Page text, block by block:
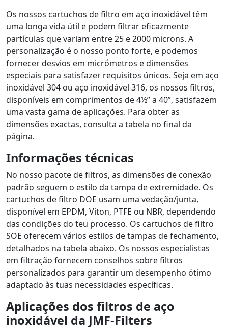
Os nossos cartuchos de filtro em aço inoxidável têm
uma longa vida útil e podem filtrar eficazmente
partículas que variam entre 25 e 2000 microns. A
personalização é o nosso ponto forte, e podemos
fornecer desvios em micrómetros e dimensões
especiais para satisfazer requisitos únicos. Seja em aço
inoxidável 304 ou aço inoxidável 316, os nossos filtros,
disponíveis em comprimentos de 4½” a 40”, satisfazem
uma vasta gama de aplicações. Para obter as
dimensões exactas, consulta a tabela no final da
página.
Informações técnicas
No nosso pacote de filtros, as dimensões de conexão
padrão seguem o estilo da tampa de extremidade. Os
cartuchos de filtro DOE usam uma vedação/junta,
disponível em EPDM, Viton, PTFE ou NBR, dependendo
das condições do teu processo. Os cartuchos de filtro
SOE oferecem vários estilos de tampas de fechamento,
detalhados na tabela abaixo. Os nossos especialistas
em filtração fornecem conselhos sobre filtros
personalizados para garantir um desempenho ótimo
adaptado às tuas necessidades específicas.
Aplicações dos filtros de aço
inoxidável da JMF-Filters